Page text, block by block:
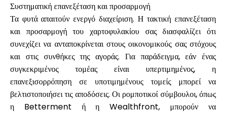
Συστηματική επανεξέταση και προσαρμογή
Τα φυτά απαιτούν ενεργό διαχείριση. Η τακτική επανεξέταση
και προσαρμογή του χαρτοφυλακίου σας διασφαλίζει ότι
συνεχίζει να ανταποκρίνεται στους οικονομικούς σας στόχους
και στις συνθήκες της αγοράς. Για παράδειγμα, εάν ένας
συγκεκριμένος τομέας είναι υπερτιμημένος, η
επανεξισορρόπηση σε υποτιμημένους τομείς μπορεί να
βελτιστοποιήσει τις αποδόσεις. Οι ρομποτικοί σύμβουλοι, όπως
η Betterment ή η Wealthfront, μπορούν να